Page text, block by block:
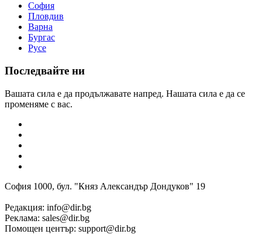
София
Пловдив
Варна
Бургас
Русе
Последвайте ни
Вашата сила е да продължавате напред. Нашата сила е да се
променяме с вас.
София 1000, бул. "Княз Александър Дондуков" 19
Редакция: info@dir.bg
Реклама: sales@dir.bg
Помощен център: support@dir.bg